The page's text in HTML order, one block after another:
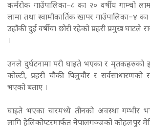
कर्मरोक गाउँपालिका–८ का २० वर्षीय गाम्चो
लामा तथा स्वामीकार्तिक खापर गाउँपालिका–४
उहाँकी दुई वर्षीया छोरी रहेको प्रहरी प्रमुख घाटले
।
उनले दुर्घटनामा परी घाइते भएका र मृतकहरुको
कोल्टी, प्रहरी चौकी पिलुचौर र सर्वसाधारणको
भएको बताए ।
घाइते भएका चारमध्ये तीनको अवस्था गम्भीर
लागि हेलिकोप्टरमार्फत नेपालगञ्जको कोहलपुर